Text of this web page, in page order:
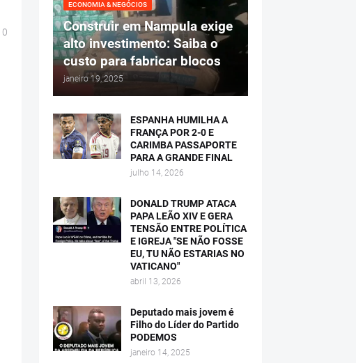
0
ECONOMIA & NEGÓCIOS
Construir em Nampula exige
alto investimento: Saiba o
custo para fabricar blocos
janeiro 19, 2025
ESPANHA HUMILHA A
FRANÇA POR 2-0 E
CARIMBA PASSAPORTE
PARA A GRANDE FINAL
julho 14, 2026
DONALD TRUMP ATACA
PAPA LEÃO XIV E GERA
TENSÃO ENTRE POLÍTICA
E IGREJA "SE NÃO FOSSE
EU, TU NÃO ESTARIAS NO
VATICANO"
abril 13, 2026
Deputado mais jovem é
Filho do Líder do Partido
PODEMOS
janeiro 14, 2025